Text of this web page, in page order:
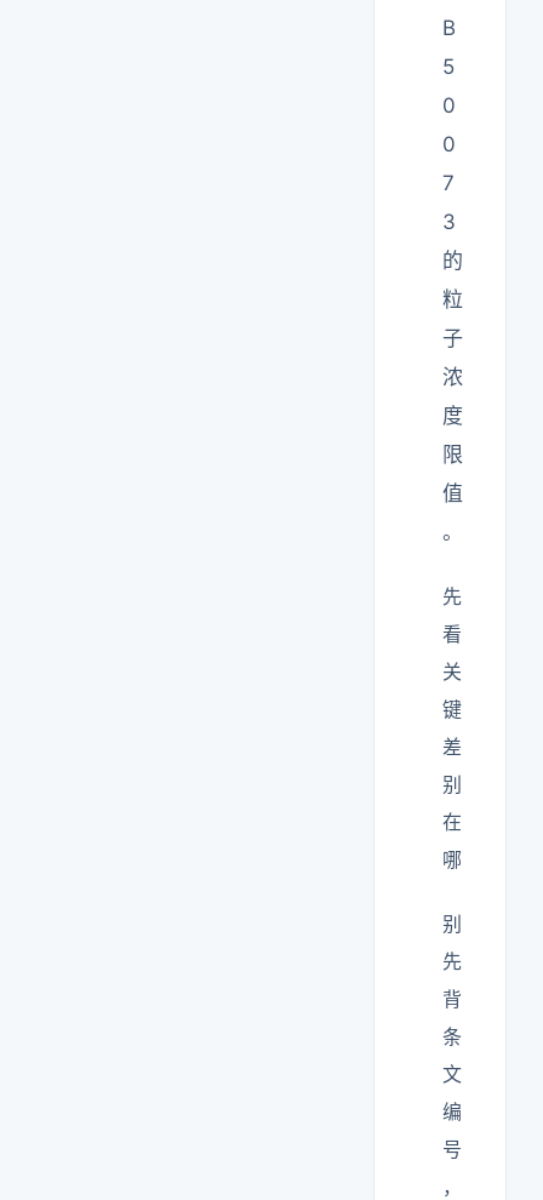
B
5
0
0
7
3
的
粒
子
浓
度
限
值
。
先
看
关
键
差
别
在
哪
别
先
背
条
文
编
号
，